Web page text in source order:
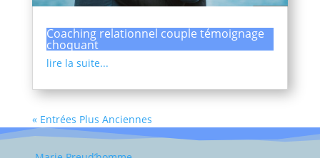
Coaching relationnel couple témoignage
choquant
lire la suite...
« Entrées Plus Anciennes